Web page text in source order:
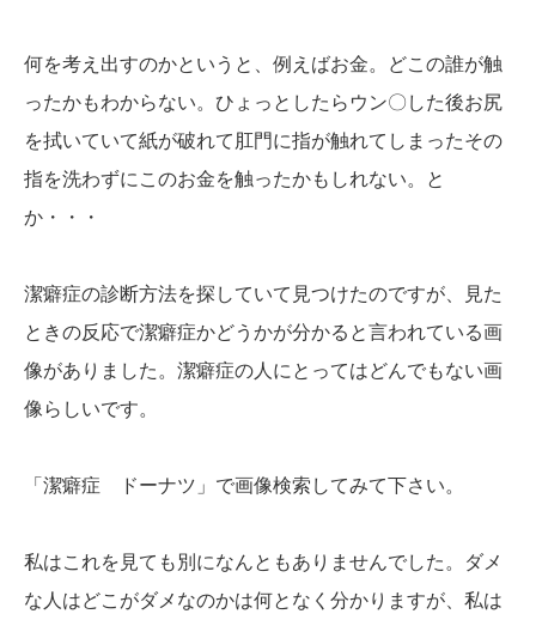
何を考え出すのかというと、例えばお金。どこの誰が触
ったかもわからない。ひょっとしたらウン〇した後お尻
を拭いていて紙が破れて肛門に指が触れてしまったその
指を洗わずにこのお金を触ったかもしれない。と
か・・・
潔癖症の診断方法を探していて見つけたのですが、見た
ときの反応で潔癖症かどうかが分かると言われている画
像がありました。潔癖症の人にとってはどんでもない画
像らしいです。
「潔癖症 ドーナツ」で画像検索してみて下さい。
私はこれを見ても別になんともありませんでした。ダメ
な人はどこがダメなのかは何となく分かりますが、私は